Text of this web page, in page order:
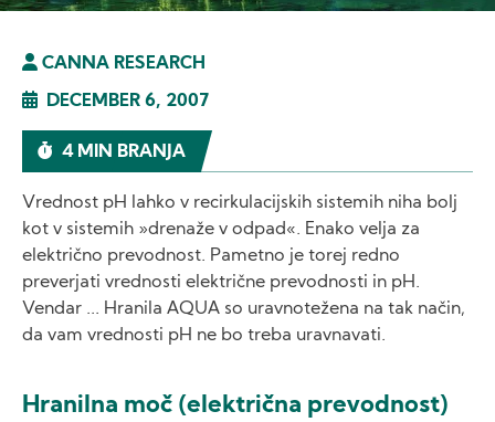
CANNA RESEARCH
DECEMBER 6, 2007
4 MIN BRANJA
Vrednost pH lahko v recirkulacijskih sistemih niha bolj
kot v sistemih »drenaže v odpad«. Enako velja za
električno prevodnost. Pametno je torej redno
preverjati vrednosti električne prevodnosti in pH.
Vendar ... Hranila AQUA so uravnotežena na tak način,
da vam vrednosti pH ne bo treba uravnavati.
Hranilna moč (električna prevodnost)